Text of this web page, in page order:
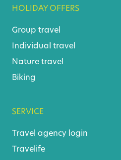
HOLIDAY OFFERS
Group travel
Individual travel
Nature travel
Biking
SERVICE
Travel agency login
Travelife